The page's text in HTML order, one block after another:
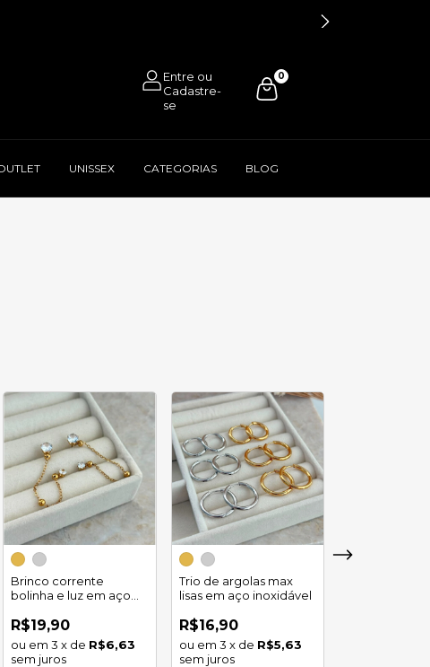
0
UNISSEX CATEGORIAS BLOG
Brinco corrente
bolinha e luz em aço
R$19,90
3 x de R$6,63
sem juros
Trio de argolas max
lisas em aço inoxidável
R$16,90
3 x de R$5,63
sem juros
Trio de argola